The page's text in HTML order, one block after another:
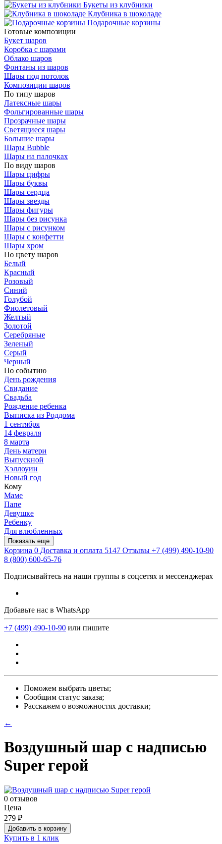
Букеты из клубники
Клубника в шоколаде
Подарочные корзины
Готовые композиции
Букет шаров
Коробка с шарами
Облако шаров
Фонтаны из шаров
Шары под потолок
Композиции шаров
По типу шаров
Латексные шары
Фольгированные шары
Прозрачные шары
Светящиеся шары
Большие шары
Шары Bubble
Шары на палочках
По виду шаров
Шары цифры
Шары буквы
Шары сердца
Шары звезды
Шары фигуры
Шары без рисунка
Шары с рисунком
Шары с конфетти
Шары хром
По цвету шаров
Белый
Красный
Розовый
Синий
Голубой
Фиолетовый
Желтый
Золотой
Серебряные
Зеленый
Серый
Черный
По событию
День рождения
Свидание
Свадьба
Рождение ребенка
Выписка из Роддома
1 сентября
14 февраля
8 марта
День матери
Выпускной
Хэллоуин
Новый год
Кому
Маме
Папе
Девушке
Ребенку
Для влюбленных
Показать еще
Корзина 0 Доставка и оплата 5147 Отзывы +7 (499) 490-10-90
8 (800) 600-65-76
Подписывайтесь на наши группы в соцсетях и мессенджерах
Добавьте нас в WhatsApp
+7 (499) 490-10-90 или пишите
Поможем выбрать цветы;
Сообщим статус заказа;
Расскажем о возможностях доставки;
←
Воздушный шар с надписью
Super герой
0 отзывов
Цена
279 ₽
Добавить в корзину
Купить в 1 клик